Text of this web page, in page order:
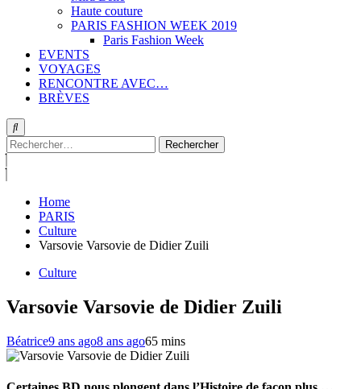
Haute couture
PARIS FASHION WEEK 2019
Paris Fashion Week
EVENTS
VOYAGES
RENCONTRE AVEC…
BRÈVES
Rechercher :
Home
PARIS
Culture
Varsovie Varsovie de Didier Zuili
Culture
Varsovie Varsovie de Didier Zuili
Béatrice9 ans ago8 ans ago65 mins